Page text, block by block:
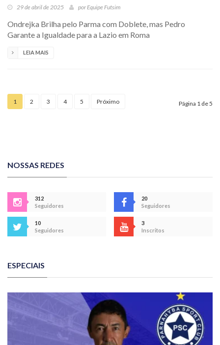
29 de abril de 2025 porEquipe Futsim
Ondrejka Brilha pelo Parma com Doblete, mas Pedro
Garante a Igualdade para a Lazio em Roma
LEIA MAIS
1 2 3 4 5 Próximo Página 1 de 5
NOSSAS REDES
312
Seguidores
20
Seguidores
10
Seguidores
3
Inscritos
ESPECIAIS